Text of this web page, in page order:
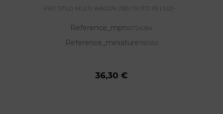
FIAT STILO MULTI WAGON (192) 1.9 JTD 115 | 0.03 -...
Reference_mpn51724394
Reference_miniature782553
36,30 €